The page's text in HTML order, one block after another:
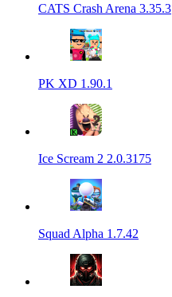
CATS Crash Arena 3.35.3
PK XD 1.90.1
Ice Scream 2 2.0.3175
Squad Alpha 1.7.42